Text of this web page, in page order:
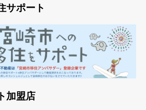
サポート
加盟店